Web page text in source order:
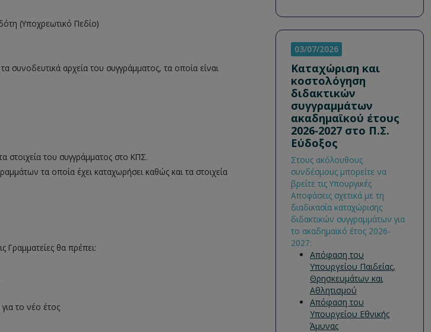
(Υποχρεωτικό Πεδίο)
συνοδευτικά αρχεία του συγγράμματος, τα οποία είναι
στοιχεία του συγγράμματος στο ΚΠΣ.
τα οποία έχει καταχωρήσει καθώς και τα στοιχεία
Γραμματείες θα πρέπει:
το νέο έτος
03/07/2026
Καταχώριση και
κοστολόγηση
διδακτικών
συγγραμμάτων
ακαδημαϊκού έτους
2026‐2027 στο Π.Σ.
Εύδοξος
Στους ακόλουθους
συνδέσμους μπορείτε να
βρείτε τις Υπουργικές
Αποφάσεις σχετικά με τη
διαδικασία καταχώρισης
διδακτικών συγγραμμάτων για
το ακαδημαϊκό έτος 2026-
2027:
Απόφαση του
Υπουργείου Παιδείας,
Θρησκευμάτων και
Αθλητισμού
Απόφαση του
Υπουργείου Εθνικής
Άμυνας